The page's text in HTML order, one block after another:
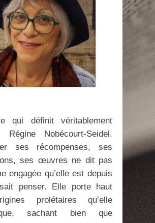
qui définit véritablement
Régine Nobécourt-Seidel.
ses récompenses, ses
ses œuvres ne dit pas
engagée qu’elle est depuis
sait penser. Elle porte haut
prolétaires qu’elle
sachant bien que